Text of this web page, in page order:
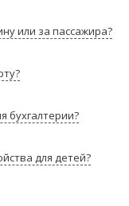
или за пассажира?
бухгалтерии?
для детей?